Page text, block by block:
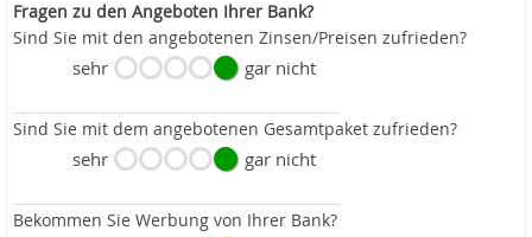
Fragen zu den Angeboten Ihrer Bank?
Sind Sie mit den angebotenen Zinsen/Preisen zufrieden?
sehr gar nicht
Sind Sie mit dem angebotenen Gesamtpaket zufrieden?
sehr gar nicht
Bekommen Sie Werbung von Ihrer Bank?